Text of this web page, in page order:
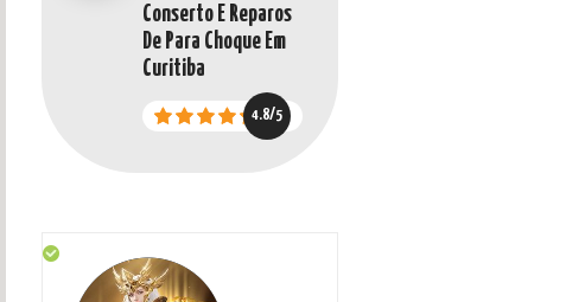
Conserto E Reparos
De Para Choque Em
Curitiba
4.8/5